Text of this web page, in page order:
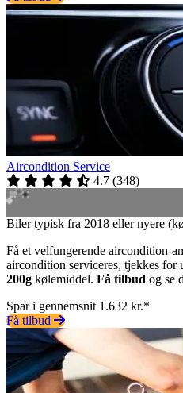
Aircondition Service
4.7 (348)
Biler typisk fra 2018 eller nyere
Få et velfungerende aircondition-
aircondition serviceres, tjekkes
200g kølemiddel. Få tilbud og se
Spar i gennemsnit 1.632 kr.*
Få tilbud